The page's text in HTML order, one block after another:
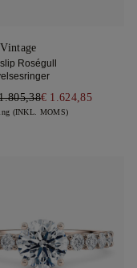
Roségull
€ 1.624,85
(INKL. MOMS)